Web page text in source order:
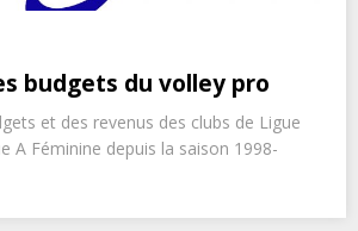
budgets du volley pro
et des revenus des clubs de Ligue
A Féminine depuis la saison 1998-